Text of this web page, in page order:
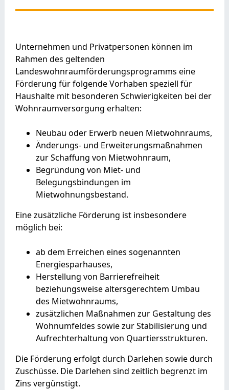
Unternehmen und Privatpersonen können im
Rahmen des geltenden
Landeswohnraumförderungsprogramms eine
Förderung für folgende Vorhaben speziell für
Haushalte mit besonderen Schwierigkeiten bei der
Wohnraumversorgung erhalten:
Neubau oder Erwerb neuen Mietwohnraums,
Änderungs- und Erweiterungsmaßnahmen
zur Schaffung von Mietwohnraum,
Begründung von Miet- und
Belegungsbindungen im
Mietwohnungsbestand.
Eine zusätzliche Förderung ist insbesondere
möglich bei:
ab dem Erreichen eines sogenannten
Energiesparhauses,
Herstellung von Barrierefreiheit
beziehungsweise altersgerechtem Umbau
des Mietwohnraums,
zusätzlichen Maßnahmen zur Gestaltung des
Wohnumfeldes sowie zur Stabilisierung und
Aufrechterhaltung von Quartiersstrukturen.
Die Förderung erfolgt durch Darlehen sowie durch
Zuschüsse. Die Darlehen sind zeitlich begrenzt im
Zins vergünstigt.